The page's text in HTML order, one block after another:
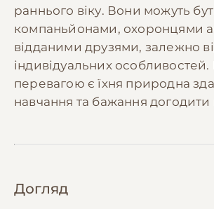
раннього віку. Вони можуть
компаньйонами, охоронцями
відданими друзями, залежно
індивідуальних
перевагою є їхня природна
навчання та бажання
Догляд